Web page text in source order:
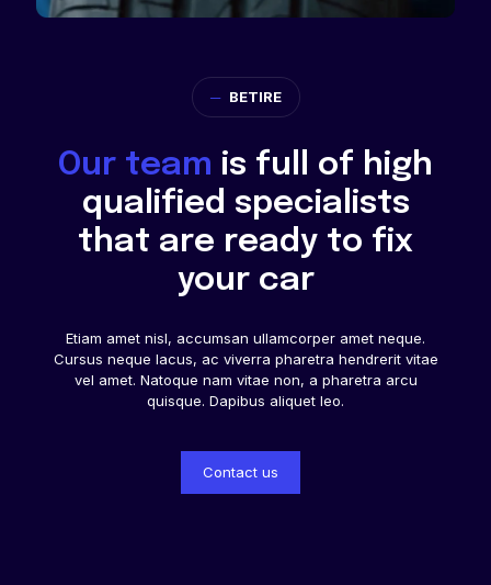
─ BETIRE
Our team is full of high
qualified specialists
that are ready to fix
your car
Etiam amet nisl, accumsan ullamcorper amet neque.
Cursus neque lacus, ac viverra pharetra hendrerit vitae
vel amet. Natoque nam vitae non, a pharetra arcu
quisque. Dapibus aliquet leo.
Contact us